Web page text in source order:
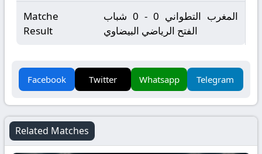
Matche
Result
المغرب التطواني 0 - 0 شباب
الفتح الرياضي البيضاوي
Facebook Twitter Whatsapp Telegram
Related Matches